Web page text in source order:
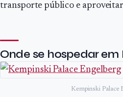
transporte público e
Onde se hospedar em
Kempinski Palace